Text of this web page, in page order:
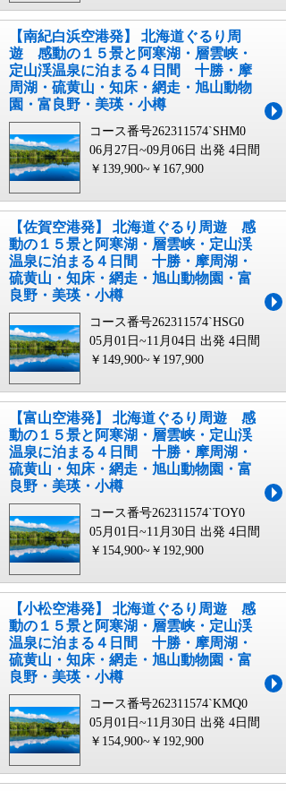
【南紀白浜空港発】 北海道ぐるり周
遊 感動の１５景と阿寒湖・層雲峡・
定山渓温泉に泊まる４日間 十勝・摩
周湖・硫黄山・知床・網走・旭山動物
園・富良野・美瑛・小樽
コース番号262311574`SHM0
06月27日~09月06日 出発 4日間
￥139,900~￥167,900
【佐賀空港発】 北海道ぐるり周遊 感
動の１５景と阿寒湖・層雲峡・定山渓
温泉に泊まる４日間 十勝・摩周湖・
硫黄山・知床・網走・旭山動物園・富
良野・美瑛・小樽
コース番号262311574`HSG0
05月01日~11月04日 出発 4日間
￥149,900~￥197,900
【富山空港発】 北海道ぐるり周遊 感
動の１５景と阿寒湖・層雲峡・定山渓
温泉に泊まる４日間 十勝・摩周湖・
硫黄山・知床・網走・旭山動物園・富
良野・美瑛・小樽
コース番号262311574`TOY0
05月01日~11月30日 出発 4日間
￥154,900~￥192,900
【小松空港発】 北海道ぐるり周遊 感
動の１５景と阿寒湖・層雲峡・定山渓
温泉に泊まる４日間 十勝・摩周湖・
硫黄山・知床・網走・旭山動物園・富
良野・美瑛・小樽
コース番号262311574`KMQ0
05月01日~11月30日 出発 4日間
￥154,900~￥192,900